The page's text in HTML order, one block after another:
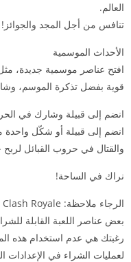
العالم.
تنافس من أجل المجد والجوائز!
الأحداث الموسمية
افتح عناصر موسمية جديدة،
قوية بفضل تذكرة الموسم،
انضم إلى قبيلة وشارك في
انضم إلى قبيلة أو شكّل
والقتال في حروب القبائل لربح
نراك في الساحة!
بعض عناصر اللعبة القابلة
رغبتك هي عدم استخدام هذه